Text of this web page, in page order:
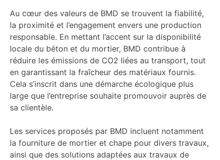
Au cœur des valeurs de BMD se trouvent la fiabilité,
la proximité et l’engagement envers une production
responsable. En mettant l’accent sur la disponibilité
locale du béton et du mortier, BMD contribue à
réduire les émissions de CO2 liées au transport, tout
en garantissant la fraîcheur des matériaux fournis.
Cela s’inscrit dans une démarche écologique plus
large que l’entreprise souhaite promouvoir auprès de
sa clientèle.
Les services proposés par BMD incluent notamment
la fourniture de mortier et chape pour divers travaux,
ainsi que des solutions adaptées aux travaux de